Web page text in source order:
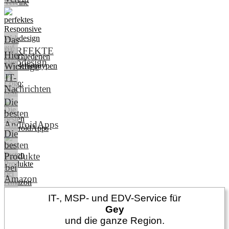
Das
PERFEKTE
Webdesign
Hier:
Wichtige
IT-
Nachrichten
Die
besten
AndroidApps
Die
besten
Produkte
bei
Amazon
IT-, MSP- und EDV-Service für
Gey
und die ganze Region.